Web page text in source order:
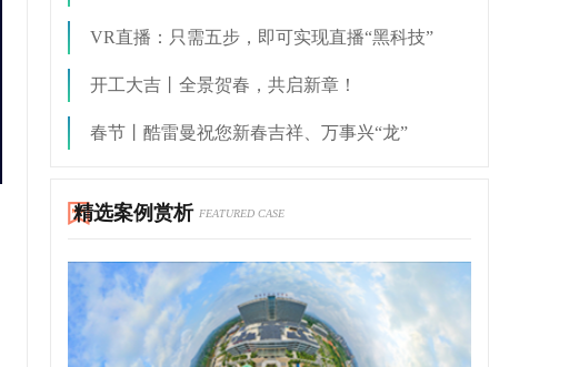
VR直播：只需五步，即可实现直播“黑科技”
开工大吉丨全景贺春，共启新章！
春节丨酷雷曼祝您新春吉祥、万事兴“龙”
精选案例赏析 FEATURED CASE